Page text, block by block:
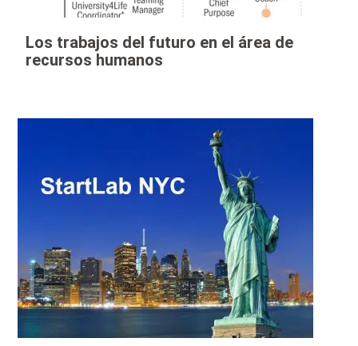
Los trabajos del futuro en el área de
recursos humanos